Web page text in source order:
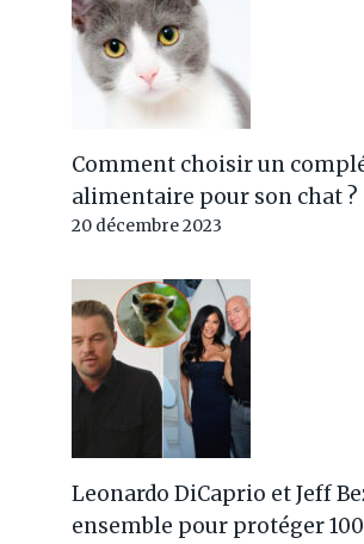
Comment choisir un
alimentaire pour son chat ?
20 décembre 2023
Leonardo DiCaprio et Jeff
ensemble pour protéger